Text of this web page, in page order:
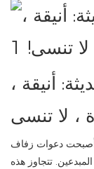
أنيقة ،
أصبحت دعوات زفاف
تتجاوز هذه